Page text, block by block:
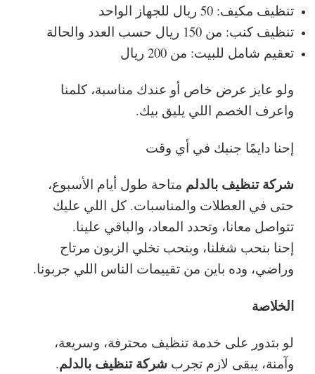
تنظيف مكيف: 50 ريال للجهاز الواحد
تنظيف كنب: من 150 ريال حسب العدد والحالة
تعقيم شامل للبيت: من 200 ريال
ولو عايز عرض خاص أو عندك مناسبة، كلمنا
واعرف الخصم اللي يليق بيك.
إحنا دايمًا جنبك في أي وقت
شركة تنظيف بالدلم متاحة طول أيام الأسبوع،
حتى في العطلات والمناسبات. كل اللي عليك
تتواصل معانا، وتحدد المعاد، والباقي علينا.
إحنا بنحب شغلنا، وبنحب نخلي الزبون مرتاح
وراضي، وده باين من تقييمات الناس اللي جربونا.
الخلاصة
لو بتدور على خدمة تنظيف محترفة، وسريعة،
وآمنة، يبقى لازم تجرب شركة تنظيف بالدلم.